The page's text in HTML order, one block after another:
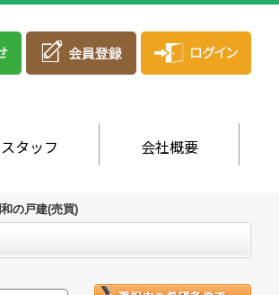
スタッフ 会社概要
の戸建(売買)